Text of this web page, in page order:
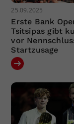
25.09.2025
Erste Bank
Tsitsipas gibt
vor
Startzusage